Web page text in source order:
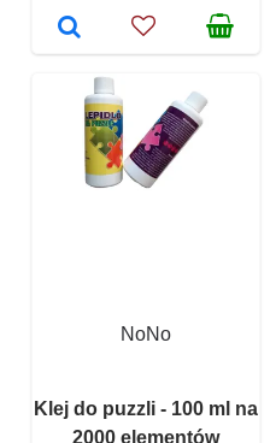
NoNo
Klej do puzzli - 100 ml na
2000 elementów